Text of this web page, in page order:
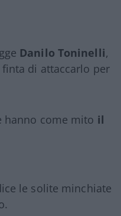
Danilo Toninelli,
di attaccarlo per
hanno come mito il
le solite minchiate